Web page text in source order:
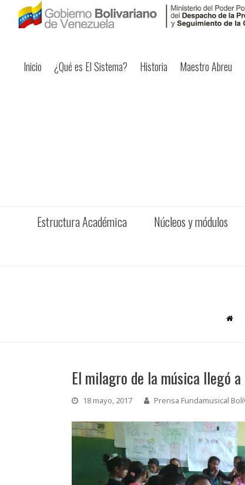
Inicio ¿Qué es El Sistema? Historia Maestro Abreu
Estructura Académica Núcleos y módulos
El milagro de la música llegó
18 mayo, 2017 Prensa Fundamusical